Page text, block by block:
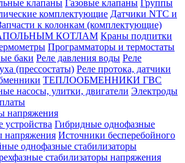
клапаны Газовые клапаны Группы
комплектующие Датчики NTC и
к колонкам (комплектующие)
КОТЛАМ Краны подпитки
Программаторы и термостаты
баки Реле давления воды Реле
(прессостаты) Реле протока, датчики
ТЕПЛООБМЕННИКИ ГВС
насосы, улитки, двигатели Электроды
напряжения
Гибридные однофазные
напряжения Источники бесперебойного
однофазные стабилизаторы
стабилизаторы напряжения